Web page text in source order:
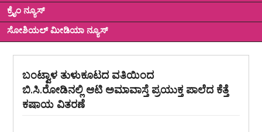
ಕ್ರೈಂ ನ್ಯೂಸ್
ಸೋಶಿಯಲ್ ಮೀಡಿಯಾ ನ್ಯೂಸ್
ಬಂಟ್ವಾಳ ತುಳುಕೂಟದ ವತಿಯಿಂದ
ಬಿ.ಸಿ.ರೋಡಿನಲ್ಲಿ ಆಟಿ ಅಮಾವಾಸ್ತೆ ಪ್ರಯುಕ್ತ ಪಾಲೆದ ಕೆತ್ತೆ
ಕಷಾಯ ವಿತರಣೆ